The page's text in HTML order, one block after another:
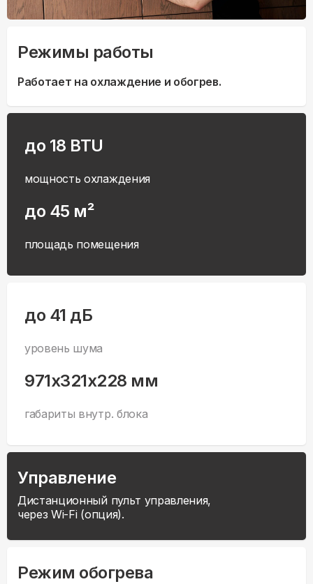
Режимы работы
Работает на охлаждение и обогрев.
до 18 BTU
мощность охлаждения
до 45 м²
площадь помещения
до 41 дБ
уровень шума
971x321x228 мм
габариты внутр. блока
Управление
Дистанционный пульт управления,
через Wi-Fi (опция).
Режим обогрева